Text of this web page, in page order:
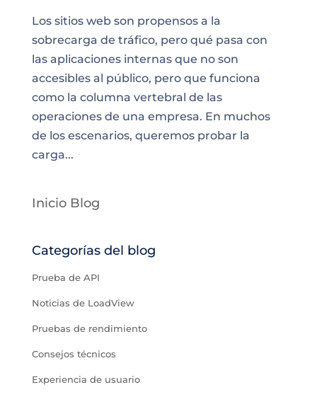
Los sitios web son propensos a la
sobrecarga de tráfico, pero qué pasa con
las aplicaciones internas que no son
accesibles al público, pero que funciona
como la columna vertebral de las
operaciones de una empresa. En muchos
de los escenarios, queremos probar la
carga...
Inicio Blog
Categorías del blog
Prueba de API
Noticias de LoadView
Pruebas de rendimiento
Consejos técnicos
Experiencia de usuario